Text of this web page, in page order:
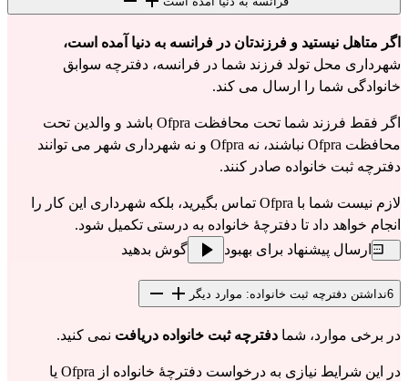
اگر متاهل نیستید و فرزندتان در فرانسه به دنیا آمده است،
شهرداری محل تولد فرزند شما در فرانسه، دفترچه سوابق
خانوادگی شما را ارسال می کند.
اگر فقط فرزند شما تحت محافظت Ofpra باشد و والدین تحت
محافظت Ofpra نباشند، نه Ofpra و نه شهرداری شهر می توانند
دفترچه ثبت خانواده صادر کنند.
لازم نیست شما با Ofpra تماس بگیرید، بلکه شهرداری این کار را
انجام خواهد داد تا دفترچهٔ خانواده به درستی تکمیل شود.
ارسال پیشنهاد برای بهبود
گوش بدهید
6نداشتن دفترچه ثبت خانواده: موارد دیگر
در برخی موارد، شما دفترچه ثبت خانواده دریافت نمی کنید.
در این شرایط نیازی به درخواست دفترچهٔ خانواده از Ofpra یا